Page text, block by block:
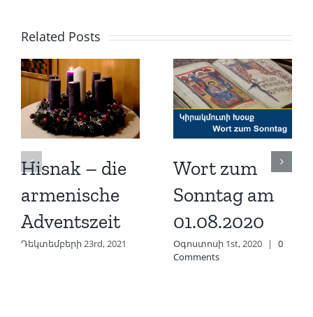
Related Posts
Hisnak – die
armenische
Adventszeit
Դեկտեմբերի 23rd, 2021
Wort zum
Sonntag am
01.08.2020
Օգոստոսի 1st, 2020 |
0
Comments